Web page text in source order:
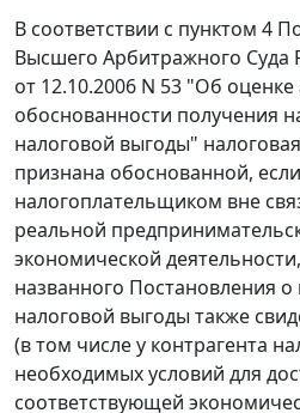
В соответствии с пунктом 4
Высшего Арбитражного Суда
от 12.10.2006 N 53 "Об
обоснованности получения
налоговой выгоды"
признана обоснованной,
налогоплательщиком вне
реальной
экономической
названного Постановления
налоговой выгоды также
(в том числе у контрагента
необходимых условий для
соответствующей